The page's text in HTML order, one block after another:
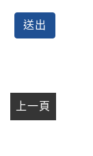
送出
上一頁